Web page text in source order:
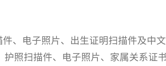
、电子照片、出生证明扫描件及中文
护照扫描件、电子照片、家属关系证